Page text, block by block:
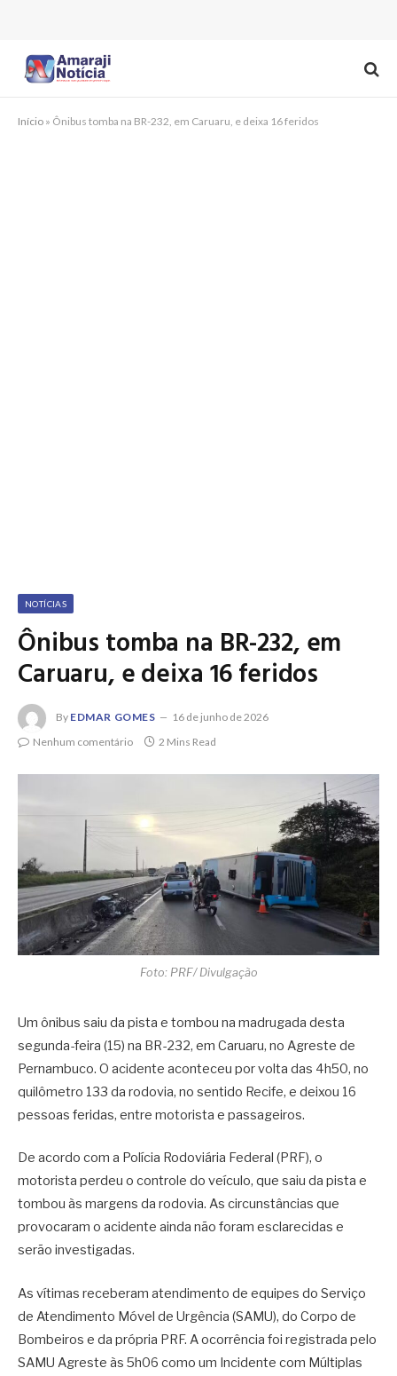
Início » Ônibus tomba na BR-232, em Caruaru, e deixa 16 feridos
NOTÍCIAS
Ônibus tomba na BR-232, em
Caruaru, e deixa 16 feridos
By EDMAR GOMES
16 de junho de 2026
Nenhum comentário
2 Mins Read
Foto: PRF/ Divulgação
Um ônibus saiu da pista e tombou na madrugada desta
segunda-feira (15) na BR-232, em Caruaru, no Agreste de
Pernambuco. O acidente aconteceu por volta das 4h50, no
quilômetro 133 da rodovia, no sentido Recife, e deixou 16
pessoas feridas, entre motorista e passageiros.
De acordo com a Polícia Rodoviária Federal (PRF), o
motorista perdeu o controle do veículo, que saiu da pista e
tombou às margens da rodovia. As circunstâncias que
provocaram o acidente ainda não foram esclarecidas e
serão investigadas.
As vítimas receberam atendimento de equipes do Serviço
de Atendimento Móvel de Urgência (SAMU), do Corpo de
Bombeiros e da própria PRF. A ocorrência foi registrada pelo
SAMU Agreste às 5h06 como um Incidente com Múltiplas